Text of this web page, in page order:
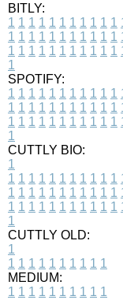
BITLY:
1 1 1 1 1 1 1 1 1 1 1
1 1 1 1 1 1 1 1 1 1 1
1 1 1 1 1 1 1 1 1 1 1
1
SPOTIFY:
1 1 1 1 1 1 1 1 1 1 1
1 1 1 1 1 1 1 1 1 1 1
1 1 1 1 1 1 1 1 1 1 1
1
CUTTLY BIO:
1
1 1 1 1 1 1 1 1 1 1 1
1 1 1 1 1 1 1 1 1 1 1
1 1 1 1 1 1 1 1 1 1 1
1
CUTTLY OLD:
1
1 1 1 1 1 1 1 1 1 1
MEDIUM:
1 1 1 1 1 1 1 1 1 1